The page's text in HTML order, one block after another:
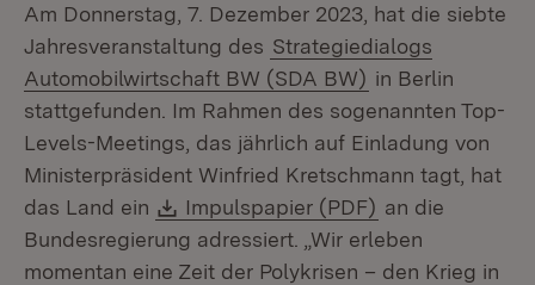
Am Donnerstag, 7. Dezember 2023, hat die siebte
Jahresveranstaltung des Strategiedialogs
Automobilwirtschaft BW (SDA BW) in Berlin
stattgefunden. Im Rahmen des sogenannten Top-
Levels-Meetings, das jährlich auf Einladung von
Ministerpräsident Winfried Kretschmann tagt, hat
das Land ein
Download:
Impulspapier (PDF) (Öffnet in
an die
Bundesregierung adressiert. „Wir erleben
momentan eine Zeit der Polykrisen – den Krieg in